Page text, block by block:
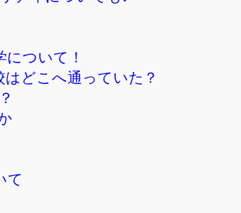
ールをご紹介！
ことを守っている！？
長体重のまとめ
やパーソナリティなどをご紹介♪